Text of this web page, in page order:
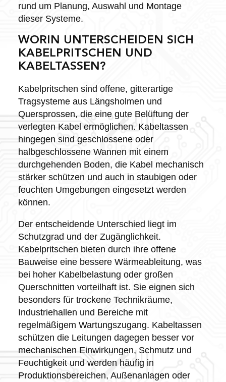
rund um Planung, Auswahl und Montage
dieser Systeme.
WORIN UNTERSCHEIDEN SICH
KABELPRITSCHEN UND
KABELTASSEN?
Kabelpritschen sind offene, gitterartige
Tragsysteme aus Längsholmen und
Quersprossen, die eine gute Belüftung der
verlegten Kabel ermöglichen. Kabeltassen
hingegen sind geschlossene oder
halbgeschlossene Wannen mit einem
durchgehenden Boden, die Kabel mechanisch
stärker schützen und auch in staubigen oder
feuchten Umgebungen eingesetzt werden
können.
Der entscheidende Unterschied liegt im
Schutzgrad und der Zugänglichkeit.
Kabelpritschen bieten durch ihre offene
Bauweise eine bessere Wärmeableitung, was
bei hoher Kabelbelastung oder großen
Querschnitten vorteilhaft ist. Sie eignen sich
besonders für trockene Technikräume,
Industriehallen und Bereiche mit
regelmäßigem Wartungszugang. Kabeltassen
schützen die Leitungen dagegen besser vor
mechanischen Einwirkungen, Schmutz und
Feuchtigkeit und werden häufig in
Produktionsbereichen, Außenanlagen oder